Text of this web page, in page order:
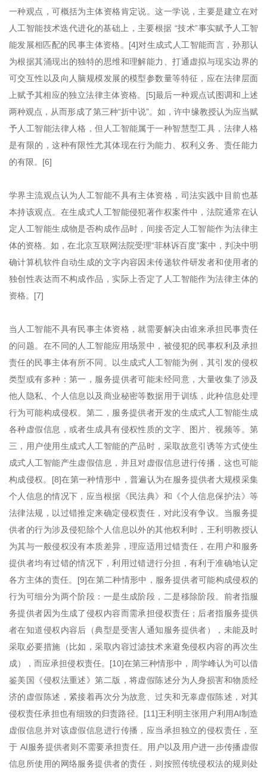
一种观点，可概括为主体资格肯定说。这一学说，主要是建立在对
人工智能技术迭代进化的基础上，主要根据 “技术”事实赋予人工智
能发展相匹配的民事主体资格。[4]对生成式人工智能而言，孙那认
为根据其涌现出的独特的思维和理解能力、打通虚拟与现实边界的
可交互性以及向人脑规模发展的模型参数量等特征，应在法律层面
上赋予其相应的独立法律主体资格。[5]最后一种观点试图调和上述
两种观点，从而形成了第三种“折中说”。如，许中缘教授认为应当赋
予人工智能法律人格，但人工智能属于一种智慧型工具，法律人格
是有限的，这种有限性尤其体现在行为能力、权利义务、责任能力
的有限。[6]
学界主流观点认为人工智能不具有主体资格，司法实践中目前也基
本持该观点。在生成式人工智能侵犯著作权案件中，法院通常在认
定人工智能生成物是否构成作品时，间接否定人工智能作为法律主
体的资格。如，在北京互联网法院受理“菲林诉百度”案中，判决中明
确计算机软件自动生成的文字内容因未传递软件研发者和使用者的
独创性表达而不构成作品，实际上否定了人工智能作为法律主体的
资格。[7]
当人工智能不具有民事主体资格，就需要解决由谁来承担民事责任
的问题。在不同的人工智能应用场景中，被侵犯的民事权利及承担
责任的民事主体有所不同。以生成式人工智能为例，其引发的侵权
类型或有多种：第一，服务提供者可能未经同意，大量收集了涉及
他人隐私、个人信息以及商业秘密等数据用于训练，此种信息处理
行为可能构成侵权。第二，服务提供者开发的生成式人工智能生成
各种虚假信息，或者生成具有侵权性质的文字、图片、视频等。第
三，用户使用生成式人工智能的产品时，采取故意引诱等方式使生
成式人工智能产生虚假信息，并且对虚假信息进行传播，这也可能
构成侵权。[8]在第一种情形中，普遍认为在服务提供者大规模采集
个人信息的情况下，应当根据《民法典》和《个人信息保护法》等
法律法规，以过错推定来确定侵权责任，对此没有争议。当服务提
供者的行为涉及侵犯除个人信息以外的其他权利时，王利明教授认
为其与一般侵权没有本质差异，理应适用过错责任，在用户和服务
提供者均有过错的情况下，利用过错进行分担，有利于准确地认定
各方主体的责任。[9]在第二种情形中，服务提供者可能构成侵权的
行为可细分为两个阶段：一是生成阶段，二是移除阶段。前者指服
务提供者因为生成了侵权内容而需承担侵权责任；后者指服务提供
者在知道侵权内容后（典型是受害人通知服务提供者），未能及时
采取必要措施（比如，采取内容过滤技术来避免侵权内容的再次生
成），而应承担侵权责任。[10]在第三种情形中，周学峰认为可以借
鉴美国《侵权法重述》第二版，将虚假陈述分为人身损害和物质经
济的虚假陈述，紧接着再次分为故意、过失和无辜虚假陈述，对其
侵权责任承担也有细致的归责路径。[11]王利明主张用户利用AI制造
虚假信息并对该虚假信息进行传播，应当承担独立的侵权责任，至
于 AI服务提供者则不需要承担责任。用户以及用户进一步传播虚假
信息所使用的网络服务提供者的责任，则按照传统侵权法的规则处